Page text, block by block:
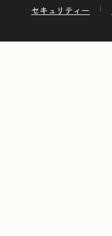
セキュリティー